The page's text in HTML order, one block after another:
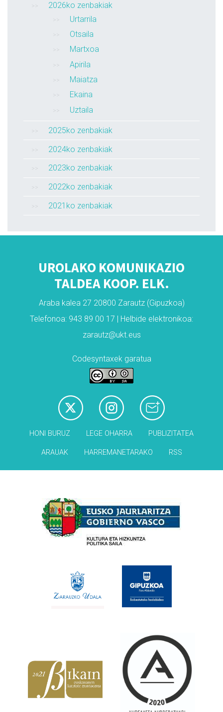
2026ko zenbakiak
Urtarrila
Otsaila
Martxoa
Apirila
Maiatza
Ekaina
Uztaila
2025ko zenbakiak
2024ko zenbakiak
2023ko zenbakiak
2022ko zenbakiak
2021ko zenbakiak
UROLAKO KOMUNIKAZIO
TALDEA KOOP. ELK.
Araba kalea 27 20800 Zarautz (Gipuzkoa)
Telefonoa: 943 89 00 17 | Helbide elektronikoa:
zarautz@ukt.eus
Codesyntaxek garatua
HONI BURUZ LEGE OHARRA PUBLIZITATEA
ARAUAK HARREMANETARAKO RSS